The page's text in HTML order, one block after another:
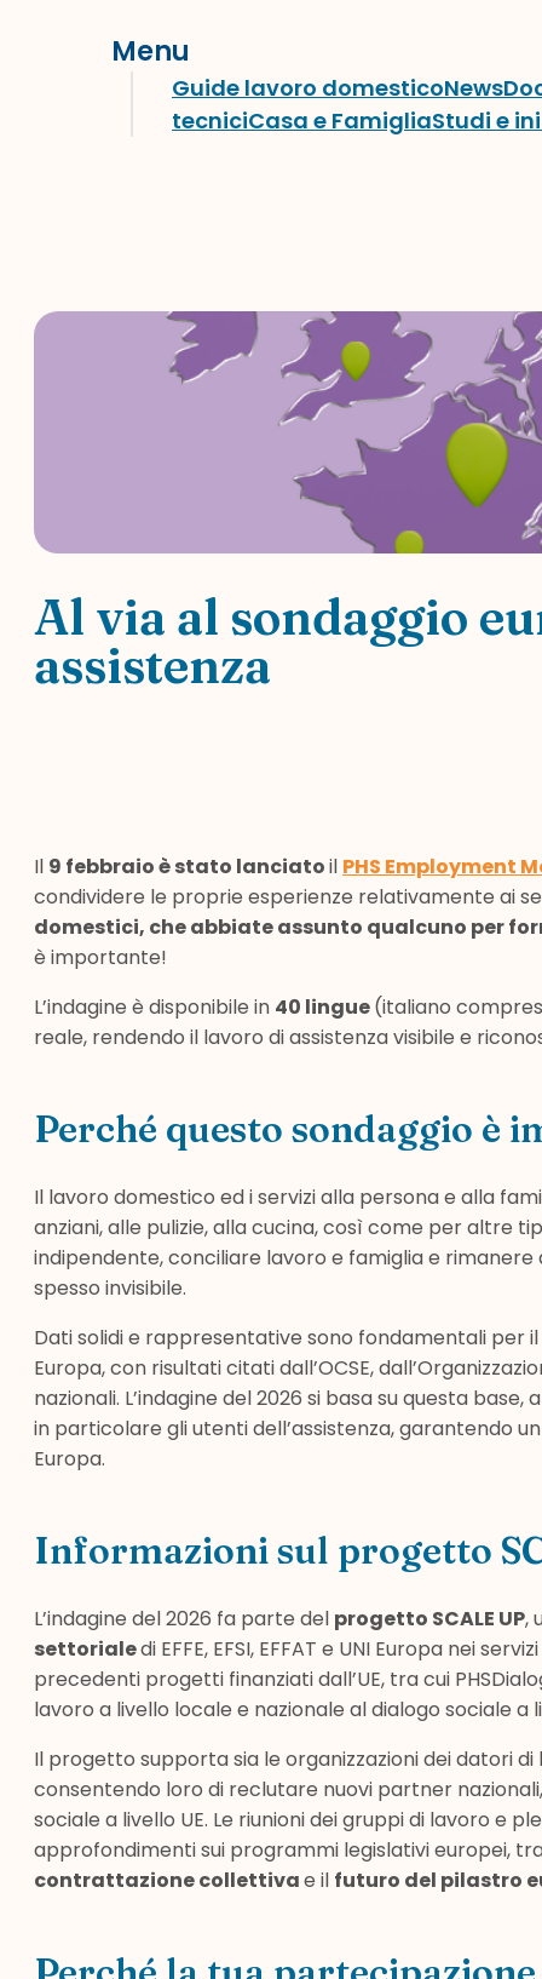
Menu
Guide lavoro domesticoNews
tecniciCasa e FamigliaStudi e
Al via al sondaggio
assistenza
Il 9 febbraio è stato lanciatoil PHS Employment
condividere le proprie esperienze relativamente ai
domestici, che abbiate assunto qualcuno per
è importante!
L’indagine è disponibile in 40 lingue(italiano
reale, rendendo il lavoro di assistenza visibile e
Perché questo sondaggio è
Il lavoro domestico ed i servizi alla persona e alla
anziani, alle pulizie, alla cucina, così come per altre
indipendente, conciliare lavoro e famiglia e
spesso invisibile.
Dati solidi e rappresentative sono fondamentali per
Europa, con risultati citati dall’OCSE,
nazionali. L’indagine del 2026 si basa su questa
in particolare gli utenti dell’assistenza, garantendo
Europa.
Informazioni sul progetto
L’indagine del 2026 fa parte del progetto SCALE UP,
settorialedi EFFE, EFSI, EFFAT e UNI Europa nei
precedenti progetti finanziati dall’UE, tra cui
lavoro a livello locale e nazionale al dialogo sociale a
Il progetto supporta sia le organizzazioni dei datori di
consentendo loro di reclutare nuovi partner
sociale a livello UE. Le riunioni dei gruppi di lavoro e
approfondimenti sui programmi legislativi europei,
contrattazione collettivae il futuro del pilastro